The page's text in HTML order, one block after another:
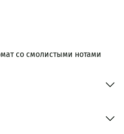
со смолистыми нотами